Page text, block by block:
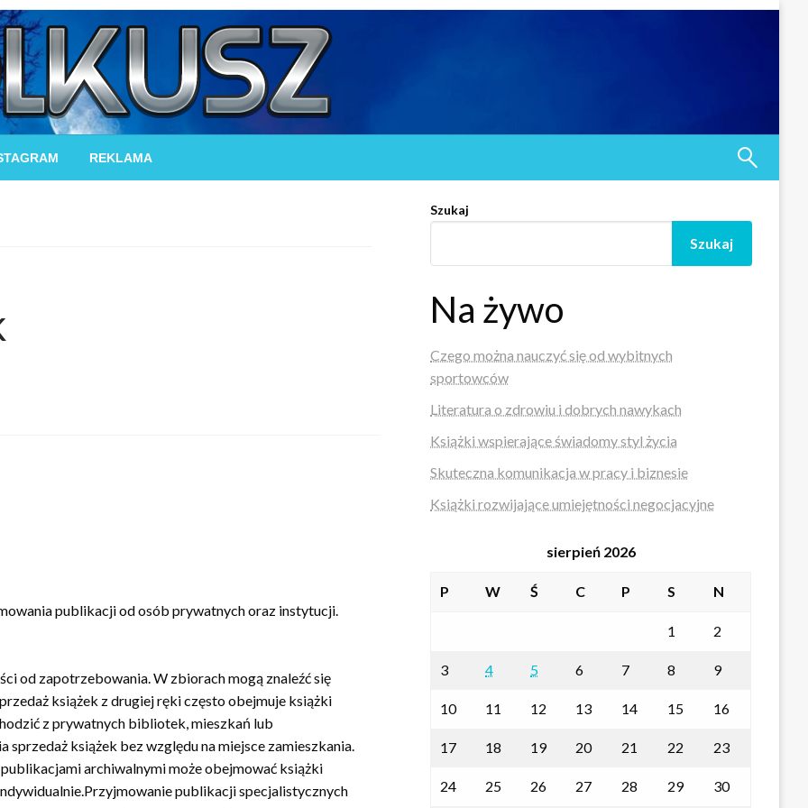
REKLAMA
publikacji od osób prywatnych oraz instytucji.
od zapotrzebowania. W zbiorach mogą znaleźć się
książek z drugiej ręki często obejmuje książki
z prywatnych bibliotek, mieszkań lub
sprzedaż książek bez względu na miejsce zamieszkania.
archiwalnymi może obejmować książki
publikacji specjalistycznych
Szukaj
Szukaj
Na żywo
Czego można nauczyć się od wybitnych
sportowców
Literatura o zdrowiu i dobrych nawykach
Książki wspierające świadomy styl życia
Skuteczna komunikacja w pracy i biznesie
Książki rozwijające umiejętności negocjacyjne
sierpień 2026
P W Ś C P S N
1 2
3 4 5 6 7 8 9
10 11 12 13 14 15 16
17 18 19 20 21 22 23
24 25 26 27 28 29 30